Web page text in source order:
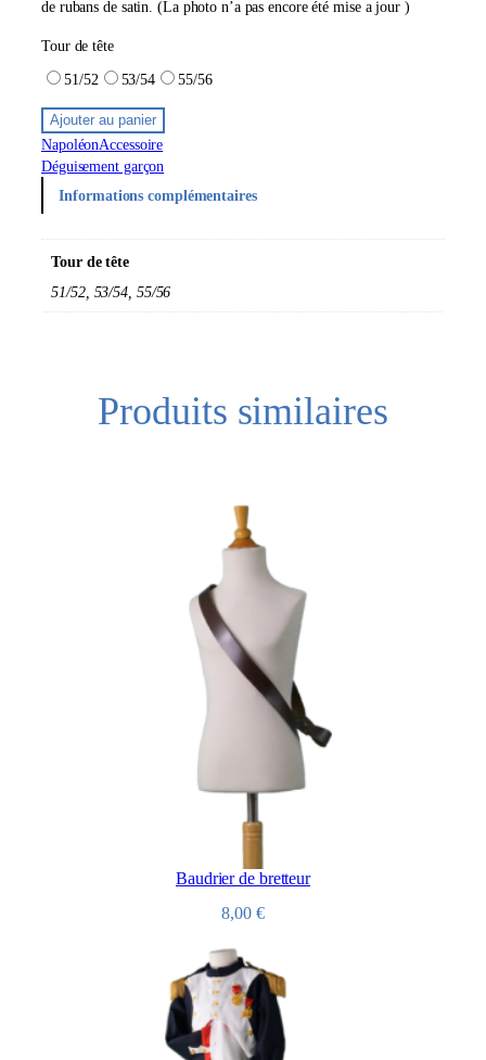
de rubans de satin. (La photo n’a pas encore été mise a jour )
Tour de tête
51/52
53/54 55/56
Ajouter au panier
NapoléonAccessoire
Déguisement garçon
Informations complémentaires
Tour de tête
51/52, 53/54, 55/56
Produits similaires
Baudrier de bretteur
8,00 €